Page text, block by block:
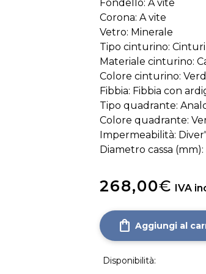
Fondello: A vite
Corona: A vite
Vetro: Minerale
Tipo cinturino:
Materiale cinturino:
Colore cinturino:
Fibbia: Fibbia con
Tipo quadrante:
Colore quadrante:
Impermeabilità:
Diametro cassa
268,00€ IVA
shopping_bag Aggiungi al
Disponibilità: